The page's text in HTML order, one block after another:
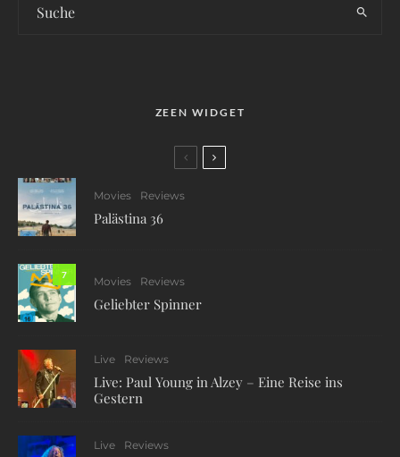
ZEEN WIDGET
Movies Reviews
Palästina 36
7
Movies Reviews
Geliebter Spinner
Live Reviews
Live: Paul Young in Alzey – Eine Reise ins
Gestern
Live Reviews